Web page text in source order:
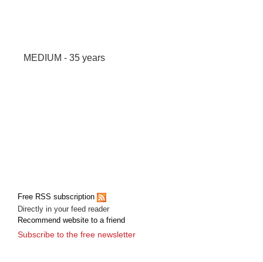
MEDIUM - 35 years
Free RSS subscription
Directly in your feed reader
Recommend website to a friend
Subscribe to the free newsletter